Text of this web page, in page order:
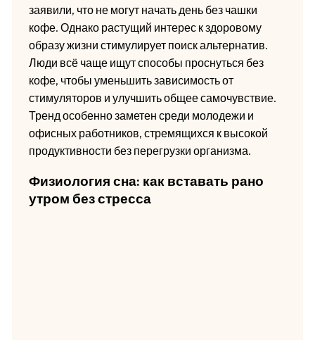
заявили, что не могут начать день без чашки
кофе. Однако растущий интерес к здоровому
образу жизни стимулирует поиск альтернатив.
Люди всё чаще ищут способы проснуться без
кофе, чтобы уменьшить зависимость от
стимуляторов и улучшить общее самочувствие.
Тренд особенно заметен среди молодежи и
офисных работников, стремящихся к высокой
продуктивности без перегрузки организма.
Физиология сна: как вставать рано
утром без стресса